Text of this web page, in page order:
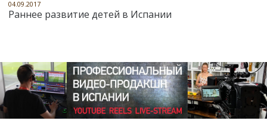
04.09.2017
Раннее развитие детей в Испании